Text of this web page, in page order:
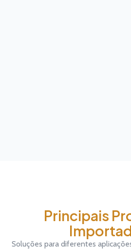
Principais
Soluções para diferentes